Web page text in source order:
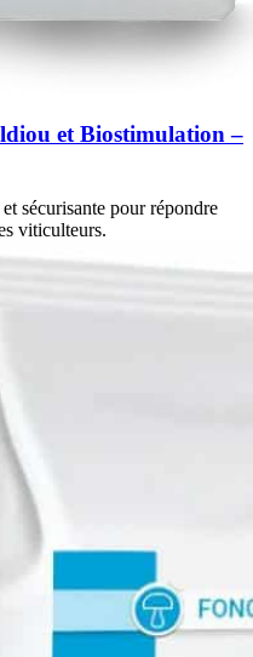
et Biostimulation –
sécurisante pour répondre
viticulteurs.